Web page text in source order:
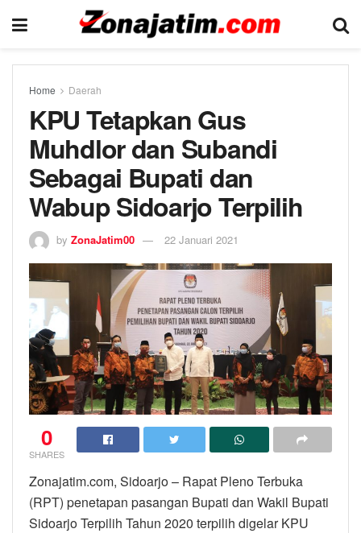
Home Daerah
KPU Tetapkan Gus
Muhdlor dan Subandi
Sebagai Bupati dan
Wabup Sidoarjo Terpilih
by ZonaJatim00 22 Januari 2021
0
SHARES
Zonajatim.com, Sidoarjo – Rapat Pleno Terbuka
(RPT) penetapan pasangan Bupati dan Wakil Bupati
Sidoarjo Terpilih Tahun 2020 terpilih digelar KPU